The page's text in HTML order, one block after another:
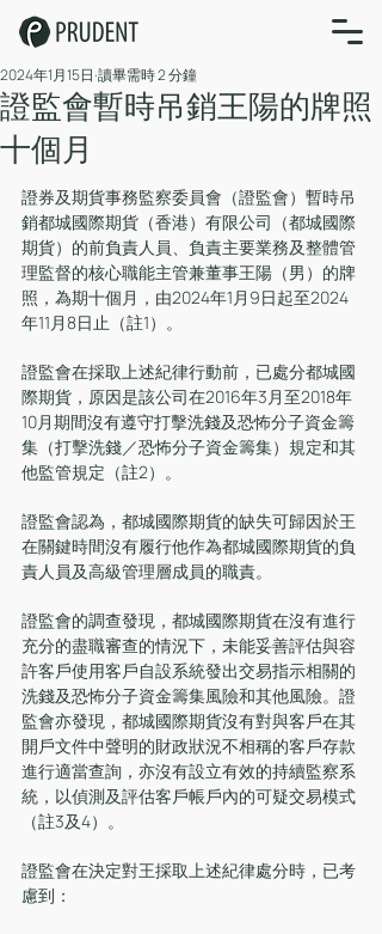
證監會暫時吊銷王陽的牌照
十個月
2024年1月15日 讀畢需時 2 分鐘
證券及期貨事務監察委員會（證監會）暫時吊
銷都城國際期貨（香港）有限公司（都城國際
期貨）的前負責人員、負責主要業務及整體管
理監督的核心職能主管兼董事王陽（男）的牌
照，為期十個月，由2024年1月9日起至2024
年11月8日止（註1）。
證監會在採取上述紀律行動前，已處分都城國
際期貨，原因是該公司在2016年3月至2018年
10月期間沒有遵守打擊洗錢及恐怖分子資金籌
集（打擊洗錢／恐怖分子資金籌集）規定和其
他監管規定（註2）。
證監會認為，都城國際期貨的缺失可歸因於王
在關鍵時間沒有履行他作為都城國際期貨的負
責人員及高級管理層成員的職責。
證監會的調查發現，都城國際期貨在沒有進行
充分的盡職審查的情況下，未能妥善評估與容
許客戶使用客戶自設系統發出交易指示相關的
洗錢及恐怖分子資金籌集風險和其他風險。證
監會亦發現，都城國際期貨沒有對與客戶在其
開戶文件中聲明的財政狀況不相稱的客戶存款
進行適當查詢，亦沒有設立有效的持續監察系
統，以偵測及評估客戶帳戶內的可疑交易模式
（註3及4）。
證監會在決定對王採取上述紀律處分時，已考
慮到：